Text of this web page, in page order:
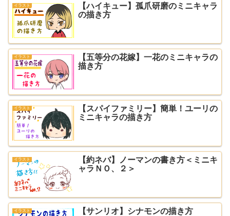
イラスト
【ハイキュー】孤爪研磨のミニキャラ
の描き方
イラスト
【五等分の花嫁】一花のミニキャラの
描き方
イラスト
【スパイファミリー】簡単！ユーリの
ミニキャラの描き方
イラスト
【約ネバ】ノーマンの書き方＜ミニキ
ャラＮＯ、２＞
イラスト 【サンリオ】シナモンの描き方